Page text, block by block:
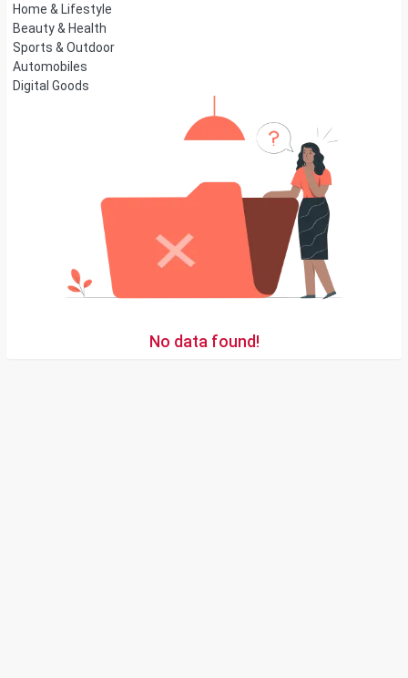
Home & Lifestyle
Beauty & Health
Sports & Outdoor
Automobiles
Digital Goods
No data found!